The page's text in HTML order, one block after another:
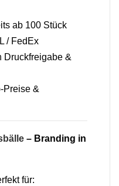
ab 100 Stück
/ FedEx
Druckfreigabe &
Preise &
– Branding in
für: